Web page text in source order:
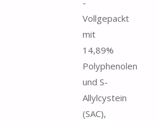
Vollgepackt
mit
14,89%
Polyphenolen
und S-
Allylcystein
(SAC),